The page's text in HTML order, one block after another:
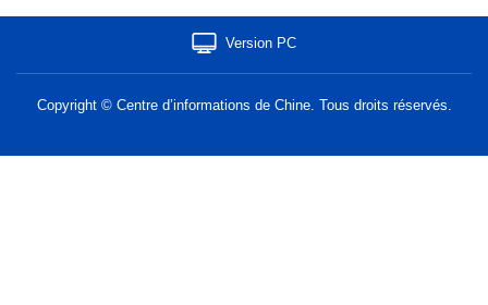
Version PC
Copyright © Centre d’informations de Chine. Tous droits réservés.